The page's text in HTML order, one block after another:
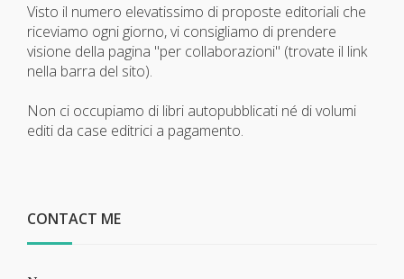
Visto il numero elevatissimo di proposte editoriali che
riceviamo ogni giorno, vi consigliamo di prendere
visione della pagina "per collaborazioni" (trovate il link
nella barra del sito).
Non ci occupiamo di libri autopubblicati né di volumi
editi da case editrici a pagamento.
CONTACT ME